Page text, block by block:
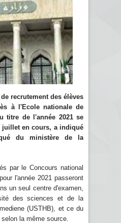
recrutement des élèves
à l'Ecole nationale de
titre de l'année 2021 se
juillet en cours, a indiqué
du ministère de la
par le Concours national
l'année 2021 passeront
un seul centre d'examen,
des sciences et de la
(USTHB), et ce du
la même source.